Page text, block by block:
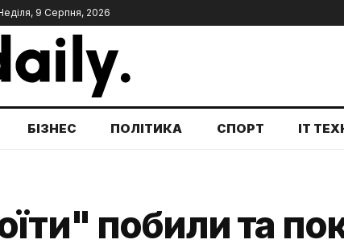
9 Серпня, 2026
БІЗНЕС ПОЛІТИКА СПОРТ IT
побили та